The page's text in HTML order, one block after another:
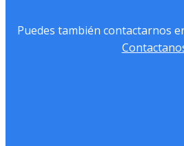
Puedes también contactarnos